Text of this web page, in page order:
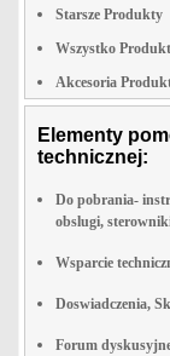
Starsze Produkty
Wszystko
Akcesoria
Elementy
technicznej:
Do pobrania-
obslugi,
Wsparcie
Doswiadczenia,
Forum